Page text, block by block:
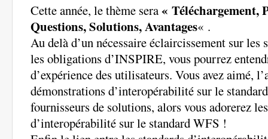
Cette année, le thème sera« Téléchargement,
Questions, Solutions, Avantages« .
Au delà d’un nécessaire éclaircissement sur les
les obligations d’INSPIRE, vous pourrez
d’expérience des utilisateurs. Vous avez aimé,
démonstrations d’interopérabilité sur le
fournisseurs de solutions, alors vous adorerez
d’interopérabilité sur le standard WFS !